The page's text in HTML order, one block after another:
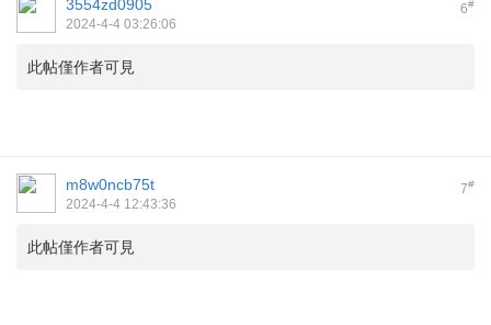
6#
3554zd0905
2024-4-4 03:26:06
此帖僅作者可見
7#
m8w0ncb75t
2024-4-4 12:43:36
此帖僅作者可見